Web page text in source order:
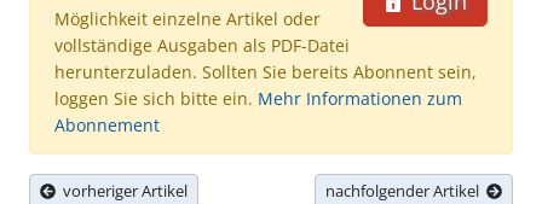
Möglichkeit einzelne Artikel oder
vollständige Ausgaben als PDF-Datei
herunterzuladen. Sollten Sie bereits Abonnent sein,
loggen Sie sich bitte ein. Mehr Informationen zum
Abonnement
vorheriger Artikel nachfolgender Artikel